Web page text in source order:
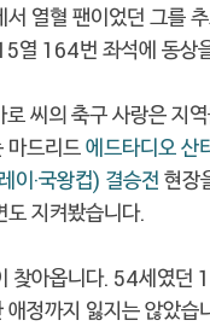
열혈 팬이었던 그를
열 164번 좌석에 동상
씨의 축구 사랑은 지
마드리드에드타디오 산
이·국왕컵) 결승전 현장
지켜봤습니다.
찾아옵니다. 54세였던
정까지 잃지는 않았